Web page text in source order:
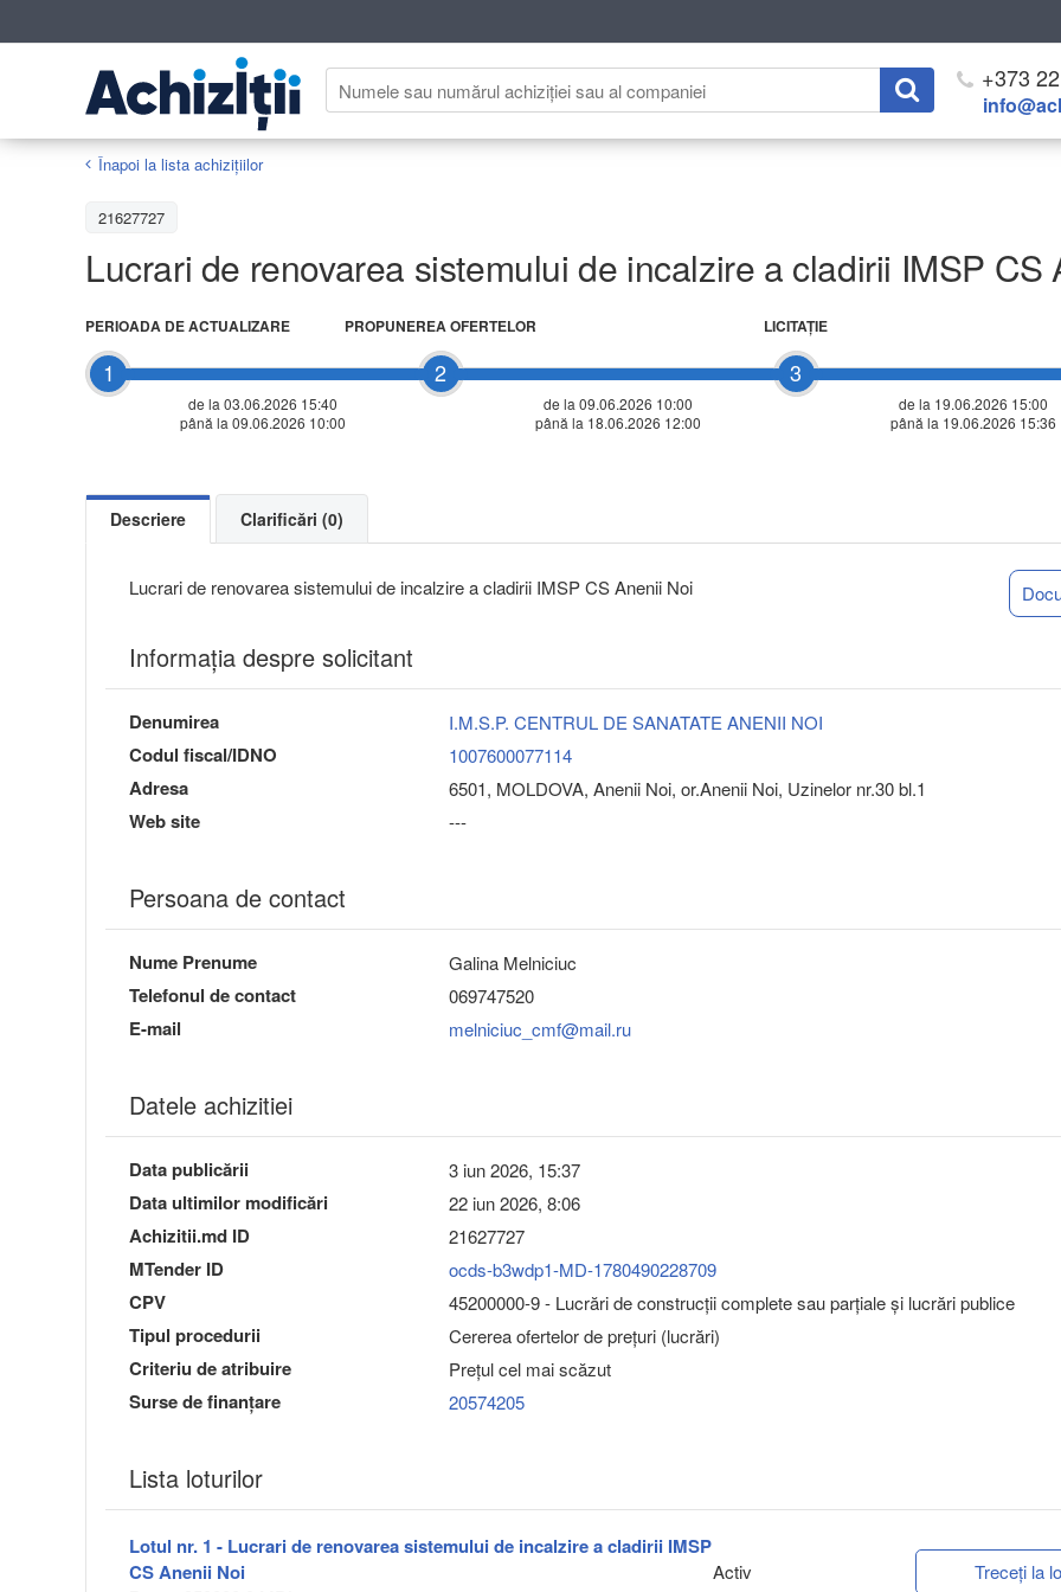
+373
Înapoi la lista achiziţiilor
21627727
Lucrari de renovarea sistemului de incalzire a cladirii IMSP CS
1
PERIOADA DE ACTUALIZARE
de la 03.06.2026 15:40
până la 09.06.2026 10:00
2
PROPUNEREA OFERTELOR
de la 09.06.2026 10:00
până la 18.06.2026 12:00
3
LICITAŢIE
de la 19.06.2026 15:00
până la 19.06.2026 15:36
Descriere Clarificări (0)
Lucrari de renovarea sistemului de incalzire a cladirii IMSP CS Anenii Noi
Informaţia despre solicitant
Denumirea I.M.S.P. CENTRUL DE SANATATE ANENII NOI
Codul fiscal/IDNO 1007600077114
Adresa 6501, MOLDOVA, Anenii Noi, or.Anenii Noi, Uzinelor nr.30 bl.1
Web site ---
Persoana de contact
Nume Prenume Galina Melniciuc
Telefonul de contact 069747520
E-mail melniciuc_cmf@mail.ru
Datele achizitiei
Data publicării 3 iun 2026, 15:37
Data ultimilor modificări 22 iun 2026, 8:06
Achizitii.md ID 21627727
MTender ID ocds-b3wdp1-MD-1780490228709
CPV 45200000-9 - Lucrări de construcţii complete sau parţiale şi lucrări publice
Tipul procedurii Cererea ofertelor de prețuri (lucrări)
Criteriu de atribuire Preţul cel mai scăzut
Surse de finanțare 20574205
Lista loturilor
Lotul nr. 1 - Lucrari de renovarea sistemului de incalzire a cladirii IMSP
CS Anenii Noi
Activ Treceți la